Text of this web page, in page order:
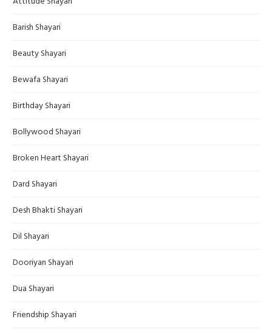
Barish Shayari
Beauty Shayari
Bewafa Shayari
Birthday Shayari
Bollywood Shayari
Broken Heart Shayari
Dard Shayari
Desh Bhakti Shayari
Dil Shayari
Dooriyan Shayari
Dua Shayari
Friendship Shayari